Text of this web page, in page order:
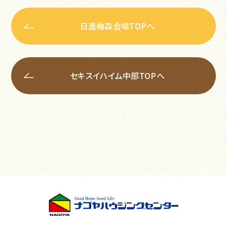
日進梅森会場TOPへ
セキスイハイム中部TOPへ